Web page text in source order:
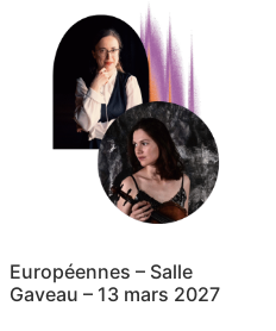
Européennes – Salle
Gaveau – 13 mars 2027